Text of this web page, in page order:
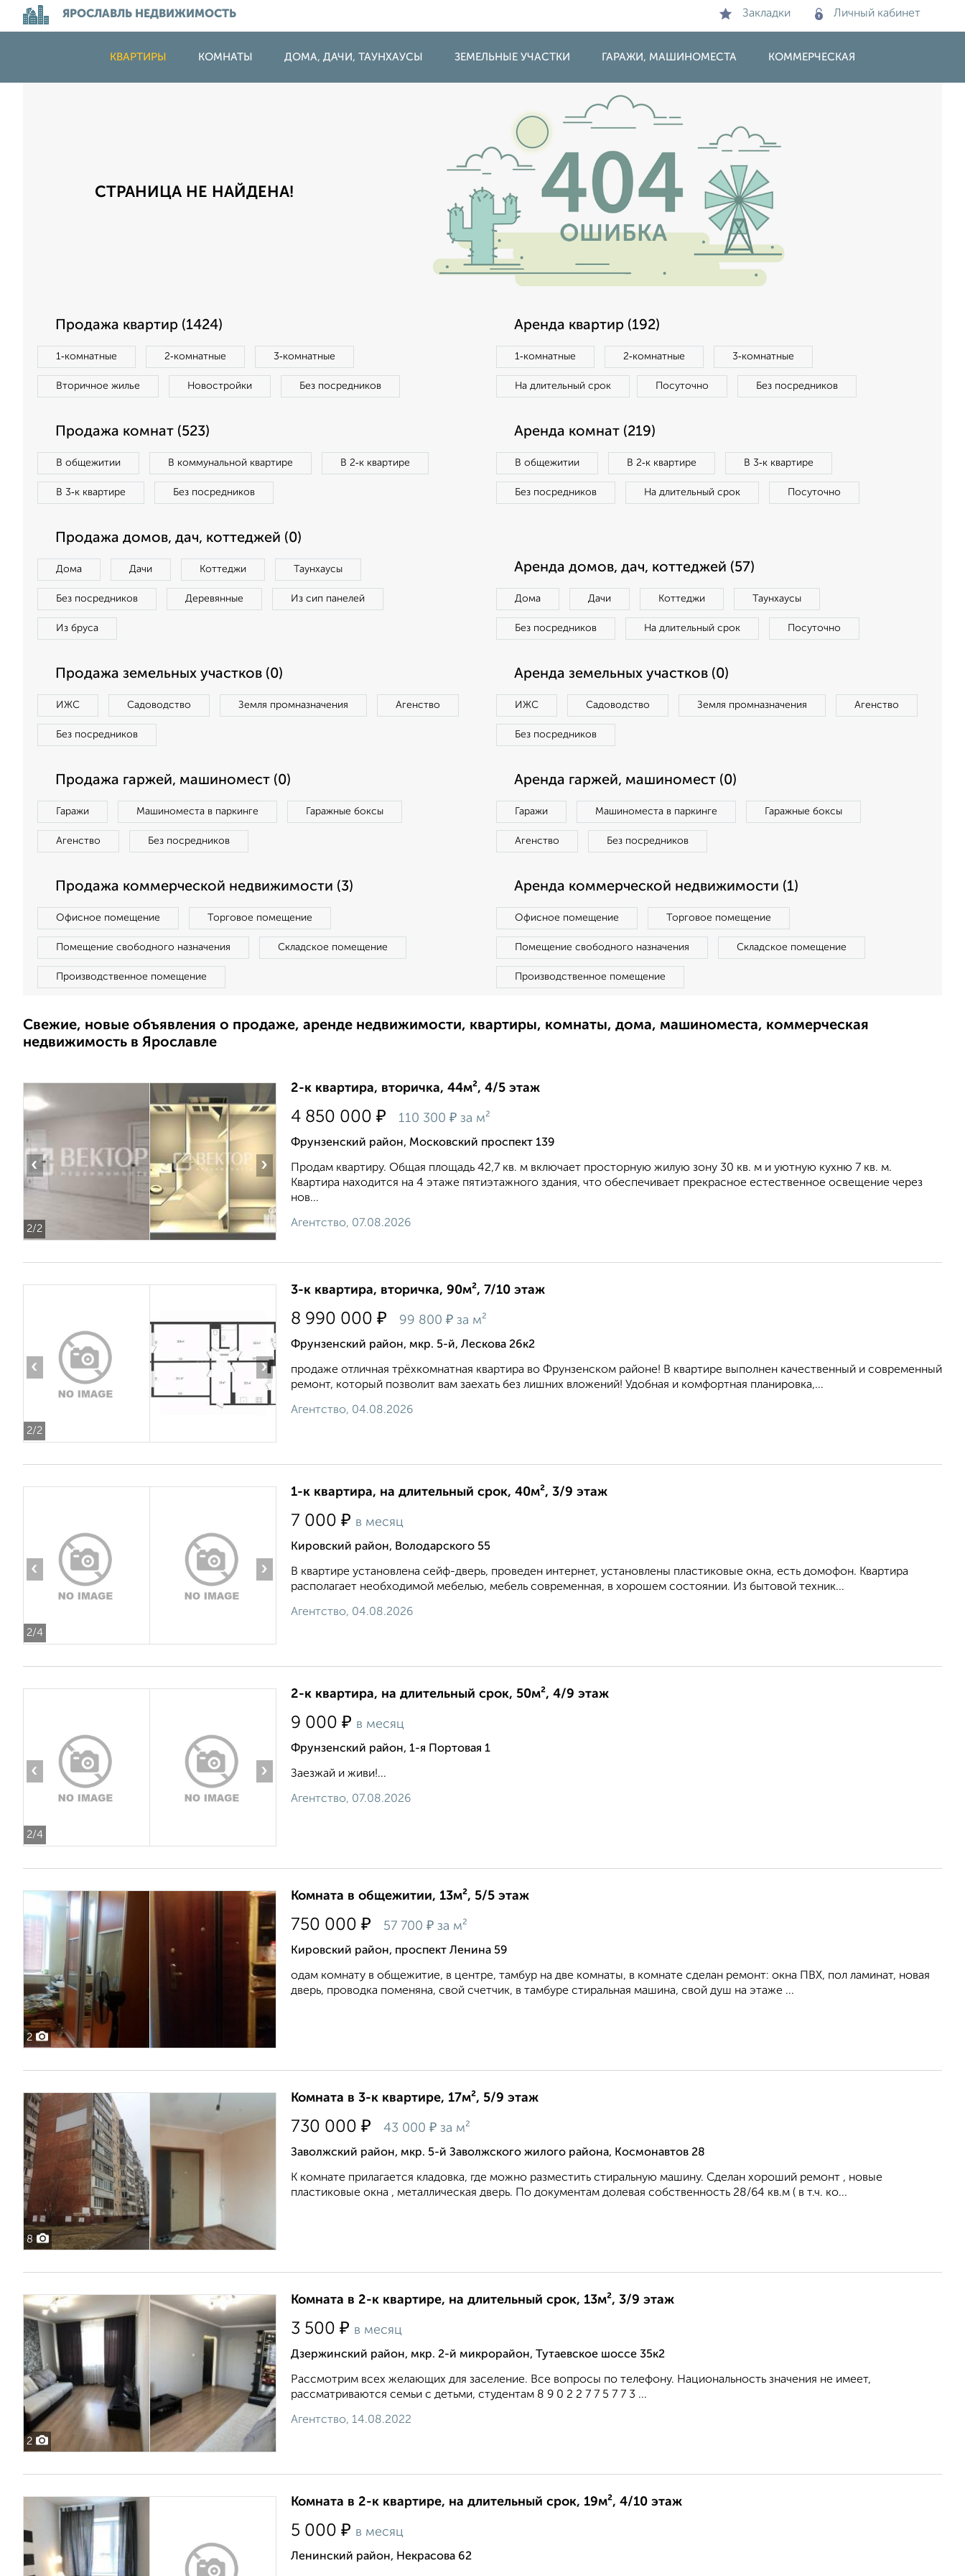
ЯРОСЛАВЛЬ НЕДВИЖИМОСТЬ Закладки Личный кабинет
КВАРТИРЫ КОМНАТЫ ДОМА, ДАЧИ, ТАУНХАУСЫ ЗЕМЕЛЬНЫЕ УЧАСТКИ ГАРАЖИ, МАШИНОМЕСТА КОММЕРЧЕСКАЯ
СТРАНИЦА НЕ НАЙДЕНА!
Продажа квартир (1424)
1‑комнатные 2‑комнатные 3‑комнатные
Вторичное жилье Новостройки Без посредников
Аренда квартир (192)
1‑комнатные 2‑комнатные 3‑комнатные
На длительный срок Посуточно Без посредников
Продажа комнат (523)
В общежитии В коммунальной квартире В 2‑к квартире
В 3‑к квартире Без посредников
Аренда комнат (219)
В общежитии В 2‑к квартире В 3‑к квартире
Без посредников На длительный срок Посуточно
Продажа домов, дач, коттеджей (0)
Дома Дачи Коттеджи Таунхаусы
Без посредников Деревянные Из сип панелей
Из бруса
Аренда домов, дач, коттеджей (57)
Дома Дачи Коттеджи Таунхаусы
Без посредников На длительный срок Посуточно
Продажа земельных участков (0)
ИЖС Садоводство Земля промназначения Агенство
Без посредников
Аренда земельных участков (0)
ИЖС Садоводство Земля промназначения Агенство
Без посредников
Продажа гаржей, машиномест (0)
Гаражи Машиноместа в паркинге Гаражные боксы
Агенство Без посредников
Аренда гаржей, машиномест (0)
Гаражи Машиноместа в паркинге Гаражные боксы
Агенство Без посредников
Продажа коммерческой недвижимости (3)
Офисное помещение Торговое помещение
Помещение свободного назначения Складское помещение
Производственное помещение
Аренда коммерческой недвижимости (1)
Офисное помещение Торговое помещение
Помещение свободного назначения Складское помещение
Производственное помещение
Свежие, новые объявления о продаже, аренде недвижимости, квартиры, комнаты, дома, машиноместа, коммерческая
недвижимость в Ярославле
2/2
‹ ›
2-к квартира, вторичка, 44м², 4/5 этаж
4 850 000 ₽ 110 300 ₽ за м²
Фрунзенский район, Московский проспект 139
Продам квартиру. Общая площадь 42,7 кв. м включает просторную жилую зону 30 кв. м и уютную кухню 7 кв. м.
Квартира находится на 4 этаже пятиэтажного здания, что обеспечивает прекрасное естественное освещение через
нов...
Агентство, 07.08.2026
2/2
‹ ›
3-к квартира, вторичка, 90м², 7/10 этаж
8 990 000 ₽ 99 800 ₽ за м²
Фрунзенский район, мкр. 5-й, Лескова 26к2
продаже отличная трёхкомнатная квартира во Фрунзенском районе! В квартире выполнен качественный и современный
ремонт, который позволит вам заехать без лишних вложений! Удобная и комфортная планировка,...
Агентство, 04.08.2026
2/4
‹ ›
1-к квартира, на длительный срок, 40м², 3/9 этаж
7 000 ₽ в месяц
Кировский район, Володарского 55
В квартире установлена сейф-дверь, проведен интернет, установлены пластиковые окна, есть домофон. Квартира
располагает необходимой мебелью, мебель современная, в хорошем состоянии. Из бытовой техник...
Агентство, 04.08.2026
2/4
‹ ›
2-к квартира, на длительный срок, 50м², 4/9 этаж
9 000 ₽ в месяц
Фрунзенский район, 1-я Портовая 1
Заезжай и живи!...
Агентство, 07.08.2026
2
Комната в общежитии, 13м², 5/5 этаж
750 000 ₽ 57 700 ₽ за м²
Кировский район, проспект Ленина 59
одам комнату в общежитие, в центре, тамбур на две комнаты, в комнате сделан ремонт: окна ПВХ, пол ламинат, новая
дверь, проводка поменяна, свой счетчик, в тамбуре стиральная машина, свой душ на этаже ...
8
Комната в 3-к квартире, 17м², 5/9 этаж
730 000 ₽ 43 000 ₽ за м²
Заволжский район, мкр. 5-й Заволжского жилого района, Космонавтов 28
К комнате прилагается кладовка, где можно разместить стиральную машину. Сделан хороший ремонт , новые
пластиковые окна , металлическая дверь. По документам долевая собственность 28/64 кв.м ( в т.ч. ко...
2
Комната в 2-к квартире, на длительный срок, 13м², 3/9 этаж
3 500 ₽ в месяц
Дзержинский район, мкр. 2-й микрорайон, Тутаевское шоссе 35к2
Рассмотрим всех желающих для заселение. Все вопросы по телефону. Национальность значения не имеет,
рассматриваются семьи с детьми, студентам 8 9 0 2 2 7 7 5 7 7 3 ...
Агентство, 14.08.2022
Комната в 2-к квартире, на длительный срок, 19м², 4/10 этаж
5 000 ₽ в месяц
Ленинский район, Некрасова 62